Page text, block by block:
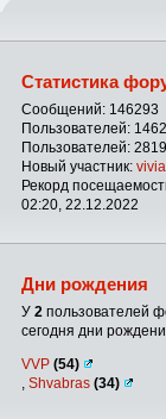
Статистика
Сообщений: 146293
Пользователей:
Пользователей:
Новый участник:
Рекорд
02:20, 22.12.2022
Дни рождения
У 2 пользователей
сегодня дни
VVP (54)
Shvabras (34)